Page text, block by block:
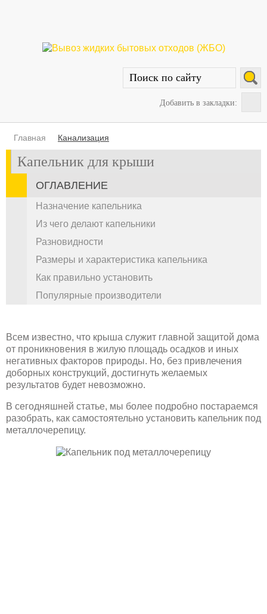
Добавить в закладки:
Главная Канализация
Капельник для крыши
ОГЛАВЛЕНИЕ
Назначение капельника
Из чего делают капельники
Разновидности
Размеры и характеристика капельника
Как правильно установить
Популярные производители
Всем известно, что крыша служит главной защитой дома
от проникновения в жилую площадь осадков и иных
негативных факторов природы. Но, без привлечения
доборных конструкций, достигнуть желаемых
результатов будет невозможно.
В сегодняшней статье, мы более подробно постараемся
разобрать, как самостоятельно установить капельник под
металлочерепицу.